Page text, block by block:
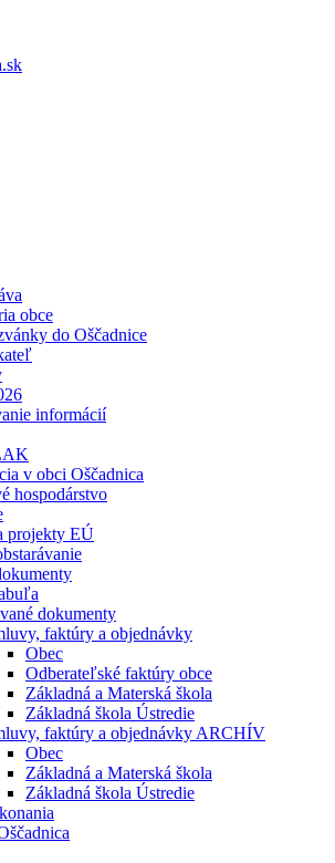
obce
do Oščadnice
informácií
v obci Oščadnica
hospodárstvo
projekty EÚ
dokumenty
faktúry a objednávky
Obec
Odberateľské faktúry obce
Základná a Materská škola
Základná škola Ústredie
faktúry a objednávky ARCHÍV
Obec
Základná a Materská škola
Základná škola Ústredie